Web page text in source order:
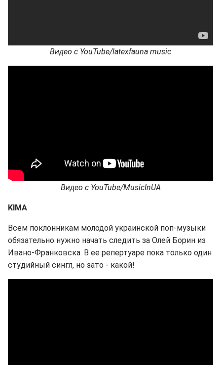
Видео с YouTube/latexfauna music
Видео с YouTube/MusicInUA
KIMA
Всем поклонникам молодой украинской поп-музыки
обязательно нужно начать следить за Олей Борин из
Ивано-Франковска. В ее репертуаре пока только один
студийный сингл, но зато - какой!